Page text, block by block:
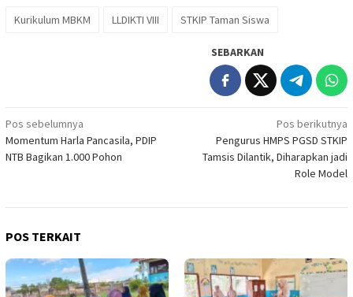
Kurikulum MBKM LLDIKTI VIII STKIP Taman Siswa
SEBARKAN
Navigasi
pos
Pos sebelumnya
Momentum Harla Pancasila, PDIP
NTB Bagikan 1.000 Pohon
Pos berikutnya
Pengurus HMPS PGSD STKIP
Tamsis Dilantik, Diharapkan jadi
Role Model
POS TERKAIT